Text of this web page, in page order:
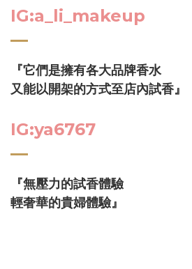
IG:a_li_makeup
『它們是擁有各大品牌香水
又能以開架的方式至店內試香』
IG:ya6767
『無壓力的試香體驗
輕奢華的貴婦體驗』